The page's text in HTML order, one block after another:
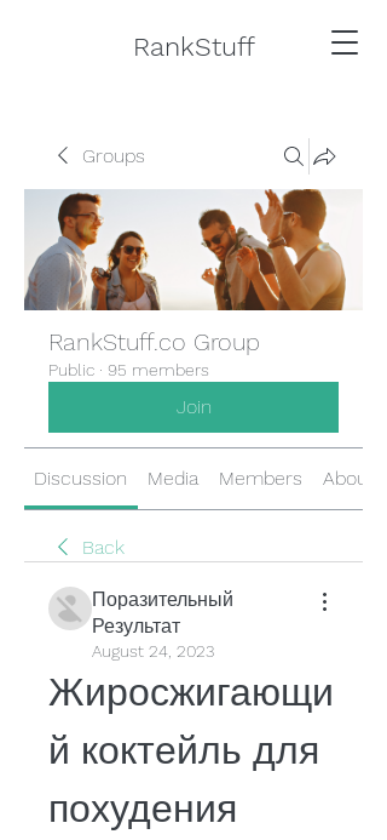
RankStuff
Groups
RankStuff.co Group
Public · 95 members
Join
Discussion Media Members About
Back
Поразительный
Результат
August 24, 2023
Жиросжигающи
й коктейль для
похудения